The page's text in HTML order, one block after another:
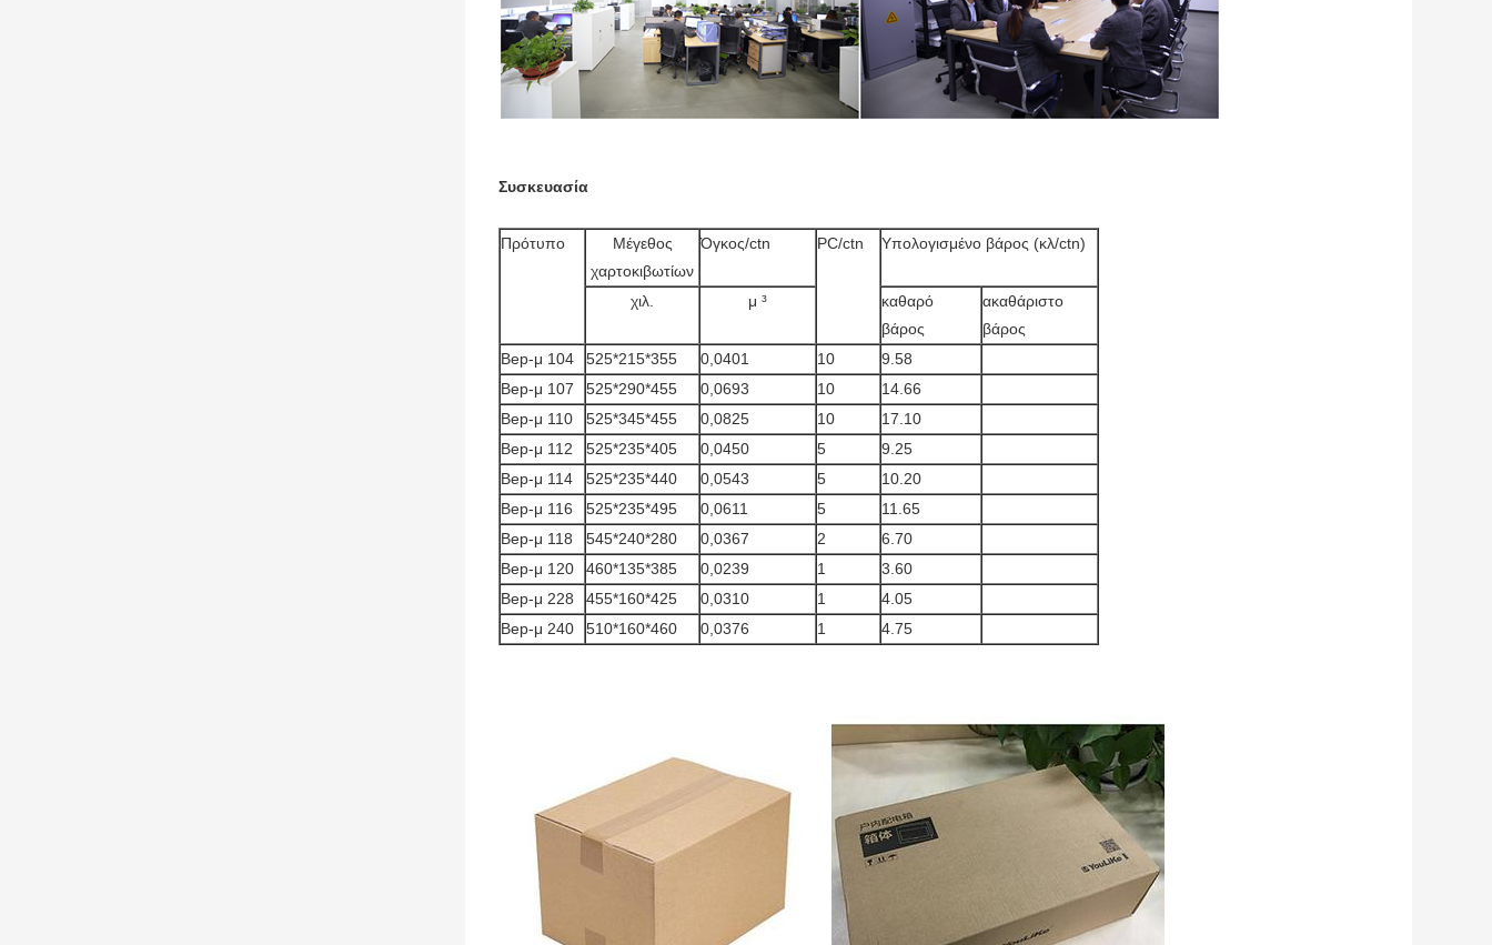
Συσκευασία
Πρότυπο
Μέγεθος
χαρτοκιβωτίων
Όγκος/ctn PC/ctn Υπολογισμένο βάρος (κλ/ctn)
χιλ. μ ³
καθαρό
βάρος
ακαθάριστο
βάρος
Bep-μ 104
525*215*355 0,0401 10
9.58
Bep-μ 107
525*290*455 0,0693 10
14.66
Bep-μ 110
525*345*455 0,0825 10
17.10
Bep-μ 112
525*235*405 0,0450 5
9.25
Bep-μ 114
525*235*440 0,0543 5
10.20
Bep-μ 116
525*235*495 0,0611 5
11.65
Bep-μ 118
545*240*280 0,0367 2
6.70
Bep-μ 120
460*135*385 0,0239 1
3.60
Bep-μ 228
455*160*425 0,0310 1
4.05
Bep-μ 240
510*160*460 0,0376 1 4.75